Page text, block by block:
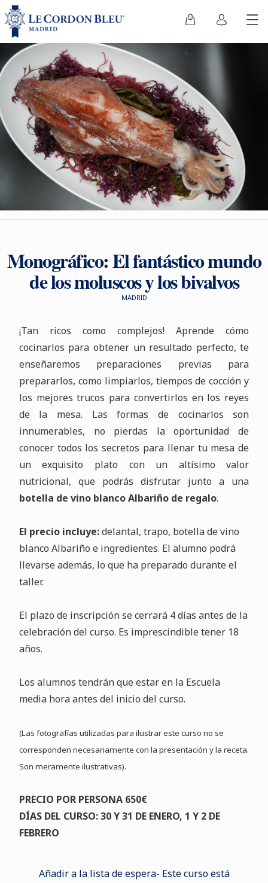
Monográfico: El fantástico mundo
de los moluscos y los bivalvos
MADRID
¡Tan ricos como complejos! Aprende cómo
cocinarlos para obtener un resultado perfecto, te
enseñaremos preparaciones previas para
prepararlos, como limpiarlos, tiempos de cocción y
los mejores trucos para convertirlos en los reyes
de la mesa. Las formas de cocinarlos son
innumerables, no pierdas la oportunidad de
conocer todos los secretos para llenar tu mesa de
un exquisito plato con un altísimo valor
nutricional, que podrás disfrutar junto a una
botella de vino blanco Albariño de regalo.
El precio incluye:delantal, trapo, botella de vino
blanco Albariño e ingredientes. El alumno podrá
llevarse además, lo que ha preparado durante el
taller.
El plazo de inscripción se cerrará 4 días antes de la
celebración del curso. Es imprescindible tener 18
años.
Los alumnos tendrán que estar en la Escuela
media hora antes del inicio del curso.
(Las fotografías utilizadas para ilustrar este curso no se
corresponden necesariamente con la presentación y la receta.
Son meramente ilustrativas).
PRECIO POR PERSONA 650€
DÍAS DEL CURSO: 30 Y 31 DE ENERO, 1 Y 2 DE
FEBRERO
Añadir a la lista de espera- Este curso está